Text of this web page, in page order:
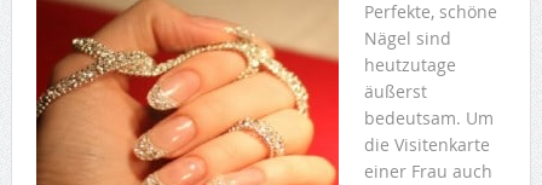
Perfekte, schöne
Nägel sind
heutzutage
äußerst
bedeutsam. Um
die Visitenkarte
einer Frau auch